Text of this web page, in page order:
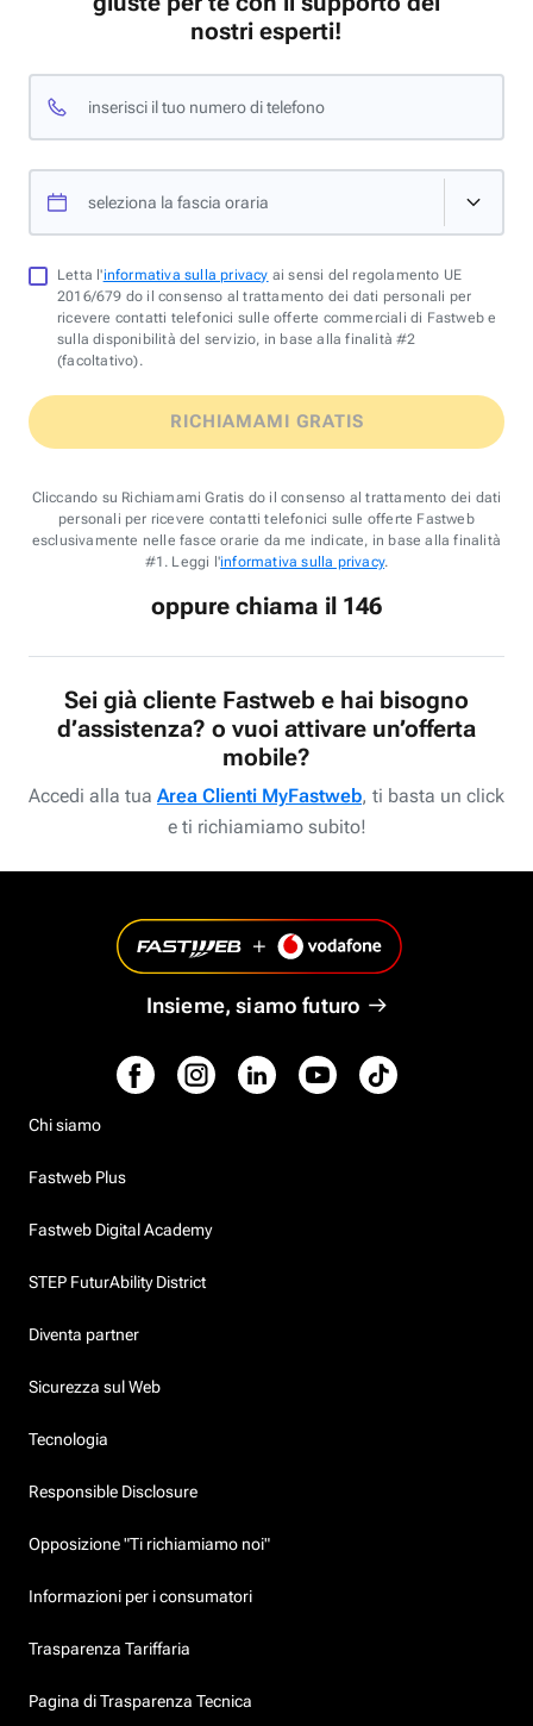
nostri esperti!
inserisci il tuo numero di telefono
seleziona la fascia oraria
Letta l'informativa sulla privacy ai sensi del regolamento UE
2016/679 do il consenso al trattamento dei dati personali per
ricevere contatti telefonici sulle offerte commerciali di Fastweb e
sulla disponibilità del servizio, in base alla finalità #2
(facoltativo).
RICHIAMAMI GRATIS
Cliccando su Richiamami Gratis do il consenso al trattamento dei dati
personali per ricevere contatti telefonici sulle offerte Fastweb
esclusivamente nelle fasce orarie da me indicate, in base alla finalità
#1. Leggi l'informativa sulla privacy.
oppure chiama il 146
Sei già cliente Fastweb e hai bisogno
d’assistenza? o vuoi attivare un’offerta
mobile?
Accedi alla tua Area Clienti MyFastweb, ti basta un click
e ti richiamiamo subito!
Insieme, siamo futuro
Chi siamo
Fastweb Plus
Fastweb Digital Academy
STEP FuturAbility District
Diventa partner
Sicurezza sul Web
Tecnologia
Responsible Disclosure
Opposizione "Ti richiamiamo noi"
Informazioni per i consumatori
Trasparenza Tariffaria
Pagina di Trasparenza Tecnica